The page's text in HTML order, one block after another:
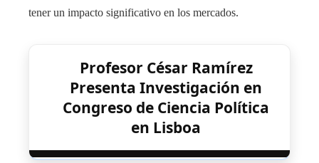
tener un impacto significativo en los mercados.
Profesor César Ramírez
Presenta Investigación en
Congreso de Ciencia Política
en Lisboa